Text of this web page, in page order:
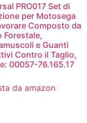
PRO017 Set di
per Motosega
Composto da
Forestale,
e Guanti
Contro il Taglio,
00057-76.165.17
da amazon